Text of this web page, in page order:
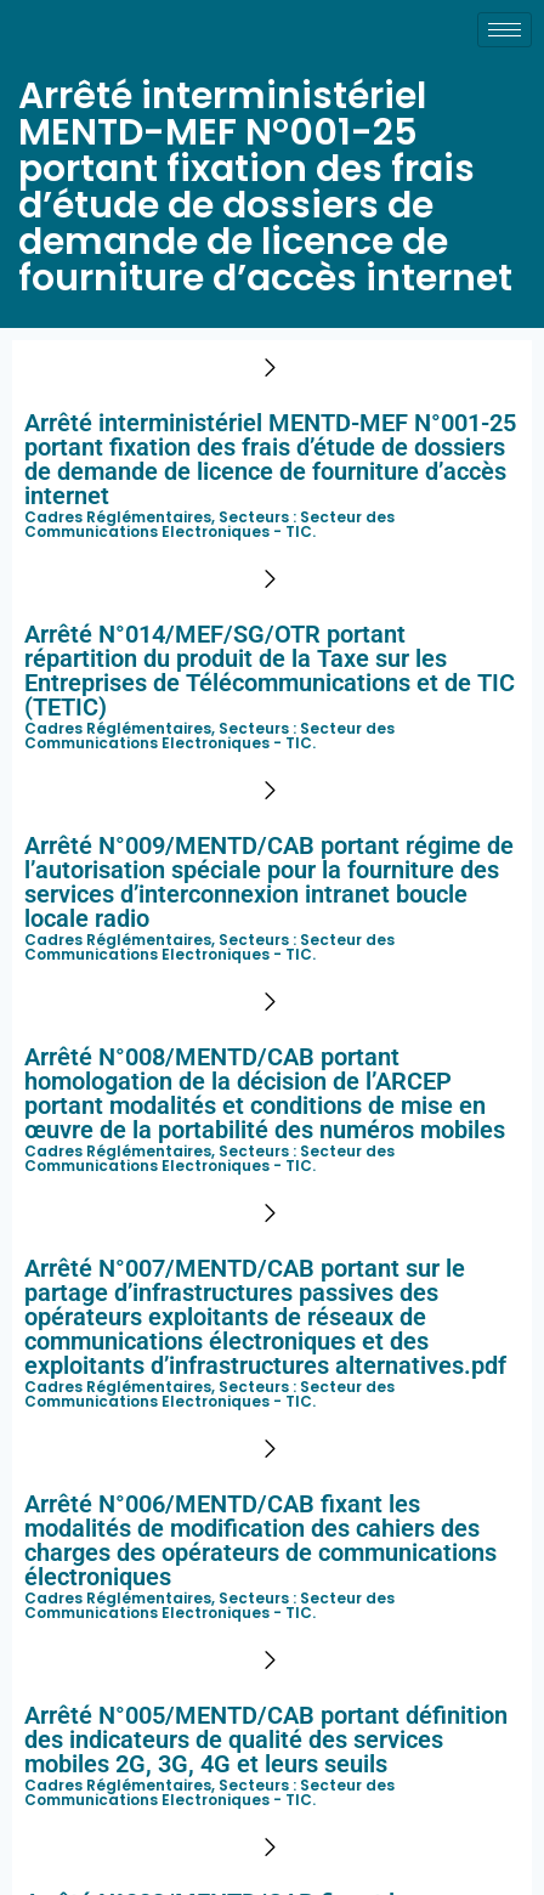
Arrêté interministériel
MENTD-MEF N°001-25
portant fixation des frais
d’étude de dossiers de
demande de licence de
fourniture d’accès internet
Arrêté interministériel MENTD-MEF N°001-25
portant fixation des frais d’étude de dossiers
de demande de licence de fourniture d’accès
internet
Cadres Réglémentaires, Secteurs : Secteur des
Communications Electroniques - TIC.
Arrêté N°014/MEF/SG/OTR portant
répartition du produit de la Taxe sur les
Entreprises de Télécommunications et de TIC
(TETIC)
Cadres Réglémentaires, Secteurs : Secteur des
Communications Electroniques - TIC.
Arrêté N°009/MENTD/CAB portant régime de
l’autorisation spéciale pour la fourniture des
services d’interconnexion intranet boucle
locale radio
Cadres Réglémentaires, Secteurs : Secteur des
Communications Electroniques - TIC.
Arrêté N°008/MENTD/CAB portant
homologation de la décision de l’ARCEP
portant modalités et conditions de mise en
œuvre de la portabilité des numéros mobiles
Cadres Réglémentaires, Secteurs : Secteur des
Communications Electroniques - TIC.
Arrêté N°007/MENTD/CAB portant sur le
partage d’infrastructures passives des
opérateurs exploitants de réseaux de
communications électroniques et des
exploitants d’infrastructures alternatives.pdf
Cadres Réglémentaires, Secteurs : Secteur des
Communications Electroniques - TIC.
Arrêté N°006/MENTD/CAB fixant les
modalités de modification des cahiers des
charges des opérateurs de communications
électroniques
Cadres Réglémentaires, Secteurs : Secteur des
Communications Electroniques - TIC.
Arrêté N°005/MENTD/CAB portant définition
des indicateurs de qualité des services
mobiles 2G, 3G, 4G et leurs seuils
Cadres Réglémentaires, Secteurs : Secteur des
Communications Electroniques - TIC.